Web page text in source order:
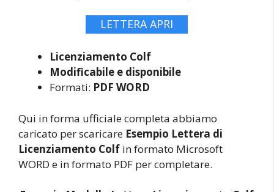
LETTERA APRI
Licenziamento Colf
Modificabile e disponibile
Formati: PDF WORD
Qui in forma ufficiale completa abbiamo
caricato per scaricare Esempio Lettera di
Licenziamento Colf in formato Microsoft
WORD e in formato PDF per completare.